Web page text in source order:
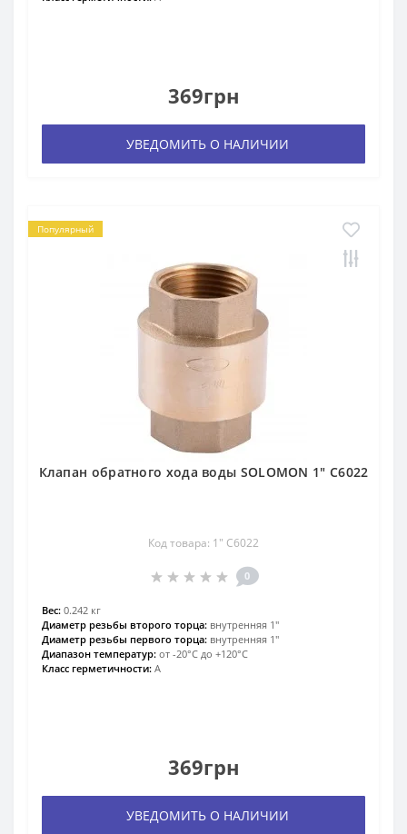
369грн
УВЕДОМИТЬ О НАЛИЧИИ
Популярный
Клапан обратного хода воды SOLOMON 1″ C6022
Код товара: 1″ C6022
0
Вес: 0.242 кг
Диаметр резьбы второго торца: внутренняя 1″
Диаметр резьбы первого торца: внутренняя 1″
Диапазон температур: от -20°С до +120°С
Класс герметичности: А
369грн
УВЕДОМИТЬ О НАЛИЧИИ